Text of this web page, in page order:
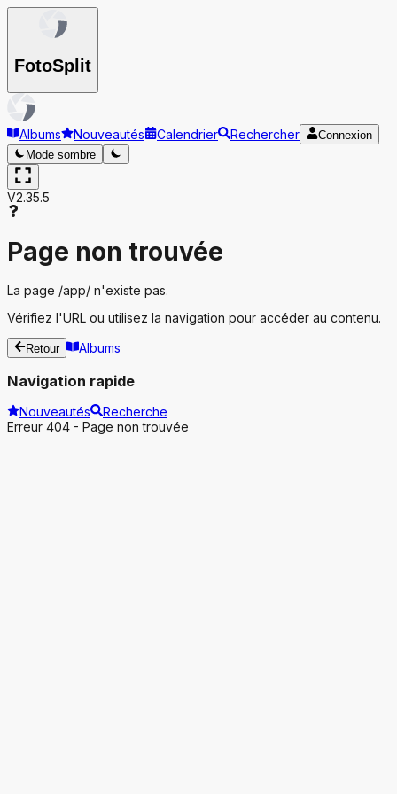
FotoSplit
Albums Nouveautés Calendrier Rechercher
Connexion
Mode sombre
V2.35.5
Page non trouvée
La page /app/ n'existe pas.
Vérifiez l'URL ou utilisez la navigation pour accéder au contenu.
Retour Albums
Navigation rapide
Nouveautés
Recherche
Erreur 404 - Page non trouvée